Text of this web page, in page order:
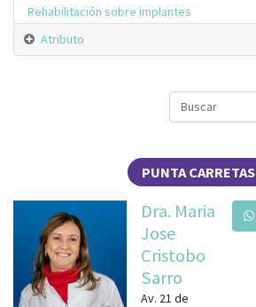
Rehabilitación sobre implantes
Atributo
PUNTA CARRETAS
Dra. Maria
Jose
Cristobo
Sarro
Av. 21 de